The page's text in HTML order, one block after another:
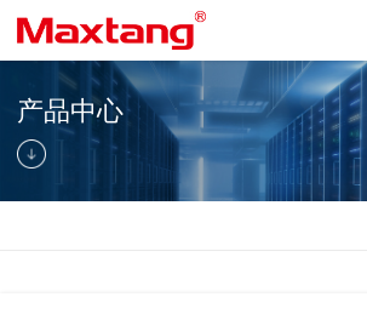
产品中心